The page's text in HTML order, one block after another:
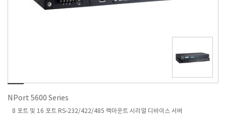
NPort 5600 Series
8 포트 및 16 포트 RS-232/422/485 랙마운트 시리얼 디바이스 서버